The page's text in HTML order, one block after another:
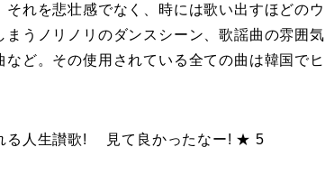
れを悲壮感でなく、時には歌い出すほどのウ
うノリノリのダンスシーン、歌謡曲の雰囲気
ど。その使用されている全ての曲は韓国でヒ
る人生讃歌! 見て良かったなー! ★ 5